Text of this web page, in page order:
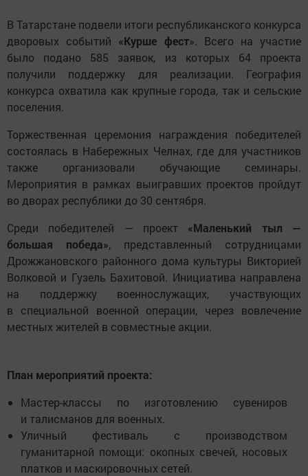
В Татарстане подвели итоги республиканского конкурса
дворовых событий «Курше фест». Всего на участие
было подано 585 заявок, из которых 64 проекта
получили поддержку для реализации. География
конкурса охватила как крупные города, так и сельские
поселения.
Торжественная церемония награждения победителей
состоялась в Набережных Челнах, где для участников
также организовали обучающие семинары.
Мероприятия в рамках выигравших проектов пройдут
во дворах республики до 30 сентября.
Среди победителей — проект «Маленький тыл —
большая победа», представленный сотрудницами
Дрожжановского районного дома культуры Викторией
Волковой и Гузель Бахитовой. Инициатива направлена
на поддержку военнослужащих, участвующих
в специальной военной операции, через вовлечение
местных жителей в совместные акции.
План мероприятий проекта:
Мастер-классы по изготовлению сувениров
и талисманов для военных.
Уличный фестиваль с производством
гуманитарной помощи: окопных свечей, носовых
платков и маскировочных сетей.